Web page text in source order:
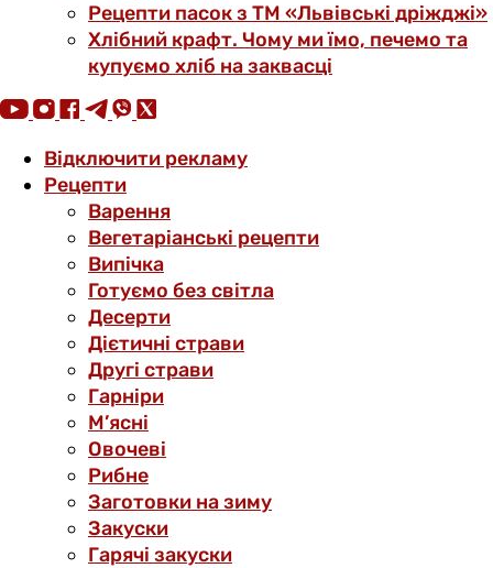
Рецепти пасок з ТМ «Львівські дріжджі»
Хлібний крафт. Чому ми їмо, печемо та
купуємо хліб на заквасці
Відключити рекламу
Рецепти
Варення
Вегетаріанські рецепти
Випічка
Готуємо без світла
Десерти
Дієтичні страви
Другі страви
Гарніри
М’ясні
Овочеві
Рибне
Заготовки на зиму
Закуски
Гарячі закуски